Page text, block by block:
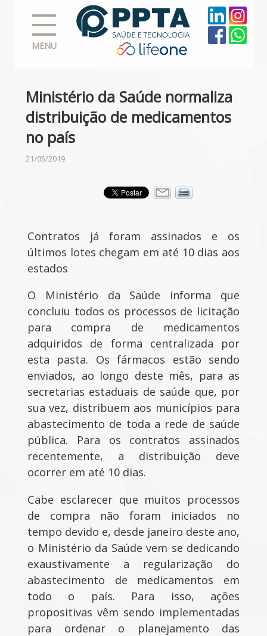
MENU
Ministério da Saúde normaliza
distribuição de medicamentos
no país
21/05/2019
Contratos já foram assinados e os
últimos lotes chegam em até 10 dias aos
estados
O Ministério da Saúde informa que
concluiu todos os processos de licitação
para compra de medicamentos
adquiridos de forma centralizada por
esta pasta. Os fármacos estão sendo
enviados, ao longo deste mês, para as
secretarias estaduais de saúde que, por
sua vez, distribuem aos municípios para
abastecimento de toda a rede de saúde
pública. Para os contratos assinados
recentemente, a distribuição deve
ocorrer em até 10 dias.
Cabe esclarecer que muitos processos
de compra não foram iniciados no
tempo devido e, desde janeiro deste ano,
o Ministério da Saúde vem se dedicando
exaustivamente a regularização do
abastecimento de medicamentos em
todo o país. Para isso, ações
propositivas vêm sendo implementadas
para ordenar o planejamento das